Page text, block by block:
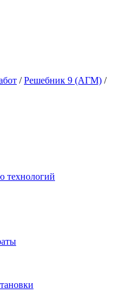
/Решебник 9 (АГМ) /
технологий